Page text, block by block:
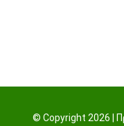
© Copyright 2026 |